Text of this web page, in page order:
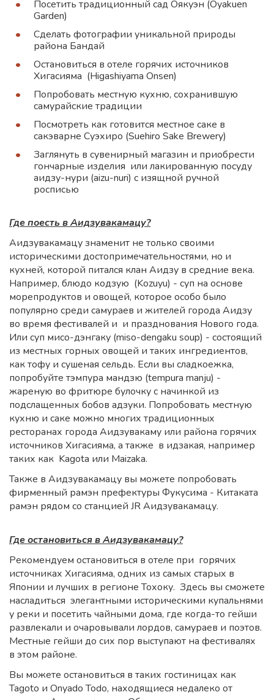
Посетить традиционный сад Оякуэн (Oyakuen
Garden)
Сделать фотографии уникальной природы
района Бандай
Остановиться в отеле горячих источников
Хигасияма (Higashiyama Onsen)
Попробовать местную кухню, сохранившую
самурайские традиции
Посмотреть как готовится местное саке в
сакэварне Суэхиро (Suehiro Sake Brewery)
Заглянуть в сувенирный магазин и приобрести
гончарные изделия или лакированную посуду
аидзу-нури (aizu-nuri) с изящной ручной
росписью
Где поесть в Аидзувакамацу?
Аидзувакамацу знаменит не только своими
историческими достопримечательностями, но и
кухней, которой питался клан Аидзу в средние века.
Например, блюдо кодзую (Kozuyu) - суп на основе
морепродуктов и овощей, которое особо было
популярно среди самураев и жителей города Аидзу
во время фестивалей и и празднования Нового года.
Или суп мисо-дэнгаку (miso-dengaku soup) - состоящий
из местных горных овощей и таких ингредиентов,
как тофу и сушеная сельдь. Если вы сладкоежка,
попробуйте тэмпура мандзю (tempura manju) -
жареную во фритюре булочку с начинкой из
подслащенных бобов адзуки. Попробовать местную
кухню и саке можно многих традиционных
ресторанах города Аидзувакаму или района горячих
источников Хигасияма, а также в идзакая, например
таких как Kagota или Maizaka.
Также в Аидзувакамацу вы можете попробовать
фирменный рамэн префектуры Фукусима - Китаката
рамэн рядом со станцией JR Аидзувакамацу.
Где остановиться в Аидзувакамацу?
Рекомендуем остановиться в отеле при горячих
источниках Хигасияма, одних из самых старых в
Японии и лучших в регионе Тохоку. Здесь вы сможете
насладиться элегантными историческими купальнями
у реки и посетить чайными дома, где когда-то гейши
развлекали и очаровывали лордов, самураев и поэтов.
Местные гейши до сих пор выступают на фестивалях
в этом районе.
Вы можете остановиться в таких гостиницах как
Tagoto и Onyado Todo, находящиеся недалеко от